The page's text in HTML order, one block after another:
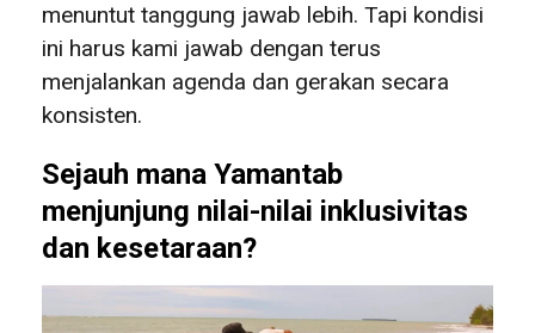
menuntut tanggung jawab lebih. Tapi kondisi
ini harus kami jawab dengan terus
menjalankan agenda dan gerakan secara
konsisten.
Sejauh mana Yamantab
menjunjung nilai-nilai inklusivitas
dan kesetaraan?